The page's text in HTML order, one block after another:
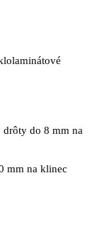
do 8 mm na
mm na klinec